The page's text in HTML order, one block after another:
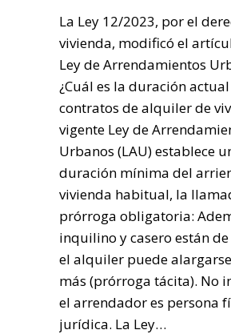
La Ley 12/2023, por el
vivienda, modificó el
Ley de Arrendamientos
¿Cuál es la duración
contratos de alquiler de
vigente Ley de
Urbanos (LAU) establece
duración mínima del
vivienda habitual, la
prórroga obligatoria:
inquilino y casero están
el alquiler puede
más (prórroga tácita). No
el arrendador es persona
jurídica. La Ley…